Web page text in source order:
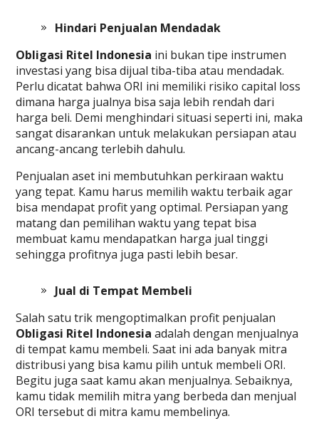
Hindari Penjualan Mendadak
Obligasi Ritel Indonesia ini bukan tipe instrumen
investasi yang bisa dijual tiba-tiba atau mendadak.
Perlu dicatat bahwa ORI ini memiliki risiko capital loss
dimana harga jualnya bisa saja lebih rendah dari
harga beli. Demi menghindari situasi seperti ini, maka
sangat disarankan untuk melakukan persiapan atau
ancang-ancang terlebih dahulu.
Penjualan aset ini membutuhkan perkiraan waktu
yang tepat. Kamu harus memilih waktu terbaik agar
bisa mendapat profit yang optimal. Persiapan yang
matang dan pemilihan waktu yang tepat bisa
membuat kamu mendapatkan harga jual tinggi
sehingga profitnya juga pasti lebih besar.
Jual di Tempat Membeli
Salah satu trik mengoptimalkan profit penjualan
Obligasi Ritel Indonesia adalah dengan menjualnya
di tempat kamu membeli. Saat ini ada banyak mitra
distribusi yang bisa kamu pilih untuk membeli ORI.
Begitu juga saat kamu akan menjualnya. Sebaiknya,
kamu tidak memilih mitra yang berbeda dan menjual
ORI tersebut di mitra kamu membelinya.